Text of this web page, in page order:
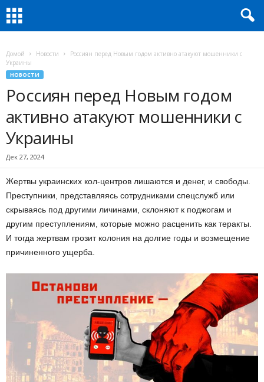
Домой Новости
Россиян перед Новым годом активно атакуют мошенники с
Украины
НОВОСТИ
Россиян перед Новым годом
активно атакуют мошенники с
Украины
Дек 27, 2024
Жертвы украинских кол-центров лишаются и денег, и свободы.
Преступники, представляясь сотрудниками спецслужб или
скрываясь под другими личинами, склоняют к поджогам и
другим преступлениям, которые можно расценить как теракты.
И тогда жертвам грозит колония на долгие годы и возмещение
причиненного ущерба.